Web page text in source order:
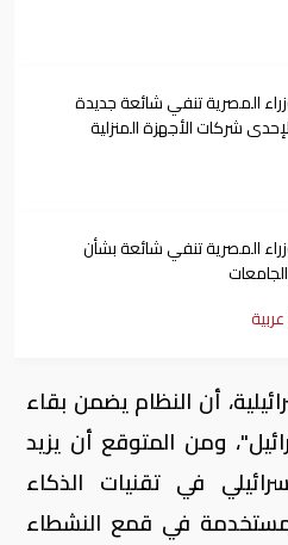
المصرية تنفي شائعة جديدة
شركات الأجهزة المنزلية
المصرية تنفي شائعة بشأن
أن النظام يضمن بقاء
ومن المتوقع أن يزيد
في تقنيات الذكاء
في قمع النشطاء